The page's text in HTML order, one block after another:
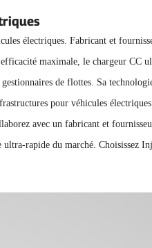
électriques. Fabricant et
maximale, le chargeur CC
de flottes. Sa
pour véhicules
avec un fabricant et
rapide du marché. Choisissez